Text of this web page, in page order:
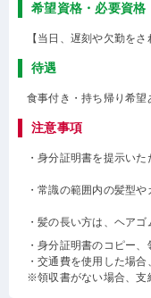
希望資格・必要資格
【当日、遅刻や欠勤を
待遇
食事付き・持ち帰り希望
注意事項
・身分証明書を提示い
・常識の範囲内の髪型や
・髪の長い方は、ヘア
・身分証明書のコピー
・交通費を使用した場
※領収書がない場合、支